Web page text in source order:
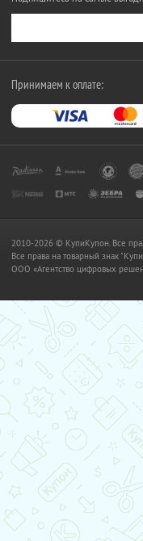
Принимаем к оплате:
2010-2026 © КупиКупон. Все
Все права на товарный знак
OOO «Агентство цифровых